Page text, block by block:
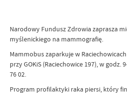
Narodowy Fundusz Zdrowia zaprasza
myślenickiego na mammografię.
Mammobus zaparkuje w
przy GOKiS (Raciechowice 197), w godz.
76 02.
Program profilaktyki raka piersi, który